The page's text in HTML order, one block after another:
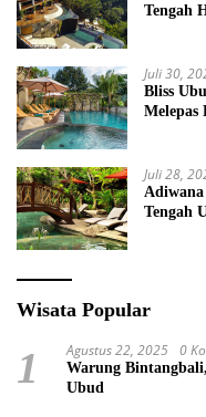
Tengah
Juli 30,
Bliss
Melepas
Juli 28,
Tengah
Wisata Popular
1 Agustus 22, 2025 0
Warung
Ubud